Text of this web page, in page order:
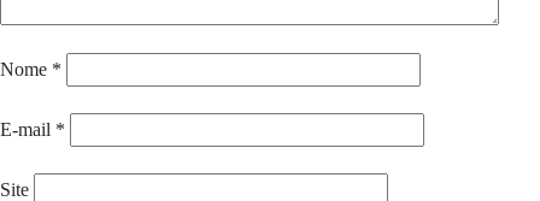
Nome *
E-mail *
Site